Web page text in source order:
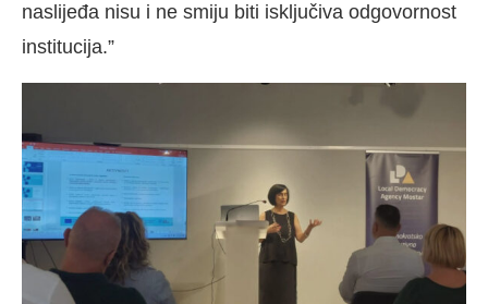
naslijeđa nisu i ne smiju biti isključiva odgovornost
institucija.”